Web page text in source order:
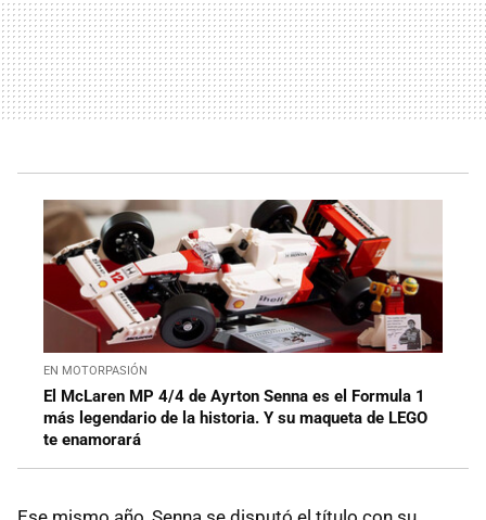
EN MOTORPASIÓN
El McLaren MP 4/4 de Ayrton Senna es el Formula 1
más legendario de la historia. Y su maqueta de LEGO
te enamorará